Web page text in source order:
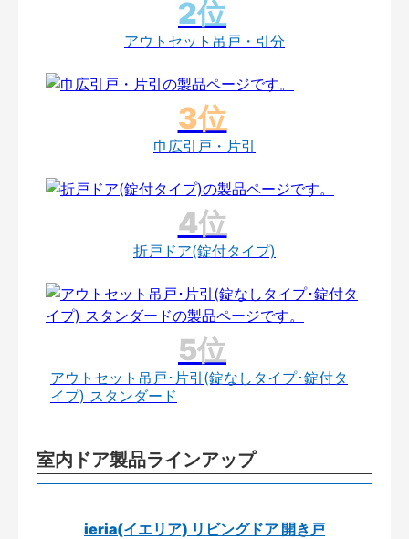
アウトセット吊戸・引分
巾広引戸・片引
折戸ドア(錠付タイプ)
アウトセット吊戸･片引(錠なしタイプ･錠付タ
イプ) スタンダード
室内ドア製品ラインアップ
ieria(イエリア) リビングドア 開き戸